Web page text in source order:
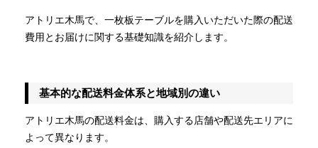
アトリエ木馬で、一枚板テーブルを購入いただいた際の配送
費用とお届けに関する基礎知識を紹介します。
基本的な配送料金体系と地域別の違い
アトリエ木馬の配送料金は、購入する店舗や配送先エリアに
よって異なります。